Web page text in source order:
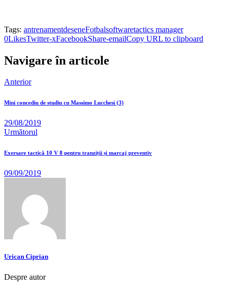
Tags: antrenamentdeseneFotbalsoftwaretactics manager
0LikesTwitter-xFacebookShare-emailCopy URL to clipboard
Navigare în articole
Anterior
Mini concediu de studiu cu Massimo Lucchesi (3)
29/08/2019
Următorul
Exersare tactică 10 V 8 pentru tranziții și marcaj preventiv
09/09/2019
Urican Ciprian
Despre autor